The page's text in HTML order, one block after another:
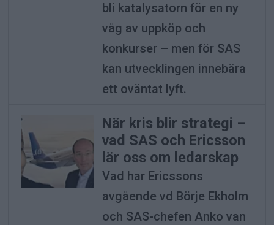
bli katalysatorn för en ny
våg av uppköp och
konkurser – men för SAS
kan utvecklingen innebära
ett oväntat lyft.
När kris blir strategi –
vad SAS och Ericsson
lär oss om ledarskap
Vad har Ericssons
avgående vd Börje Ekholm
och SAS-chefen Anko van